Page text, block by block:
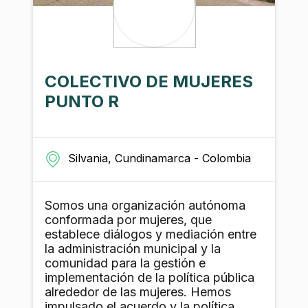
COLECTIVO DE MUJERES
PUNTO R
Silvania, Cundinamarca - Colombia
Somos una organización autónoma
conformada por mujeres, que
establece diálogos y mediación entre
la administración municipal y la
comunidad para la gestión e
implementación de la política pública
alrededor de las mujeres. Hemos